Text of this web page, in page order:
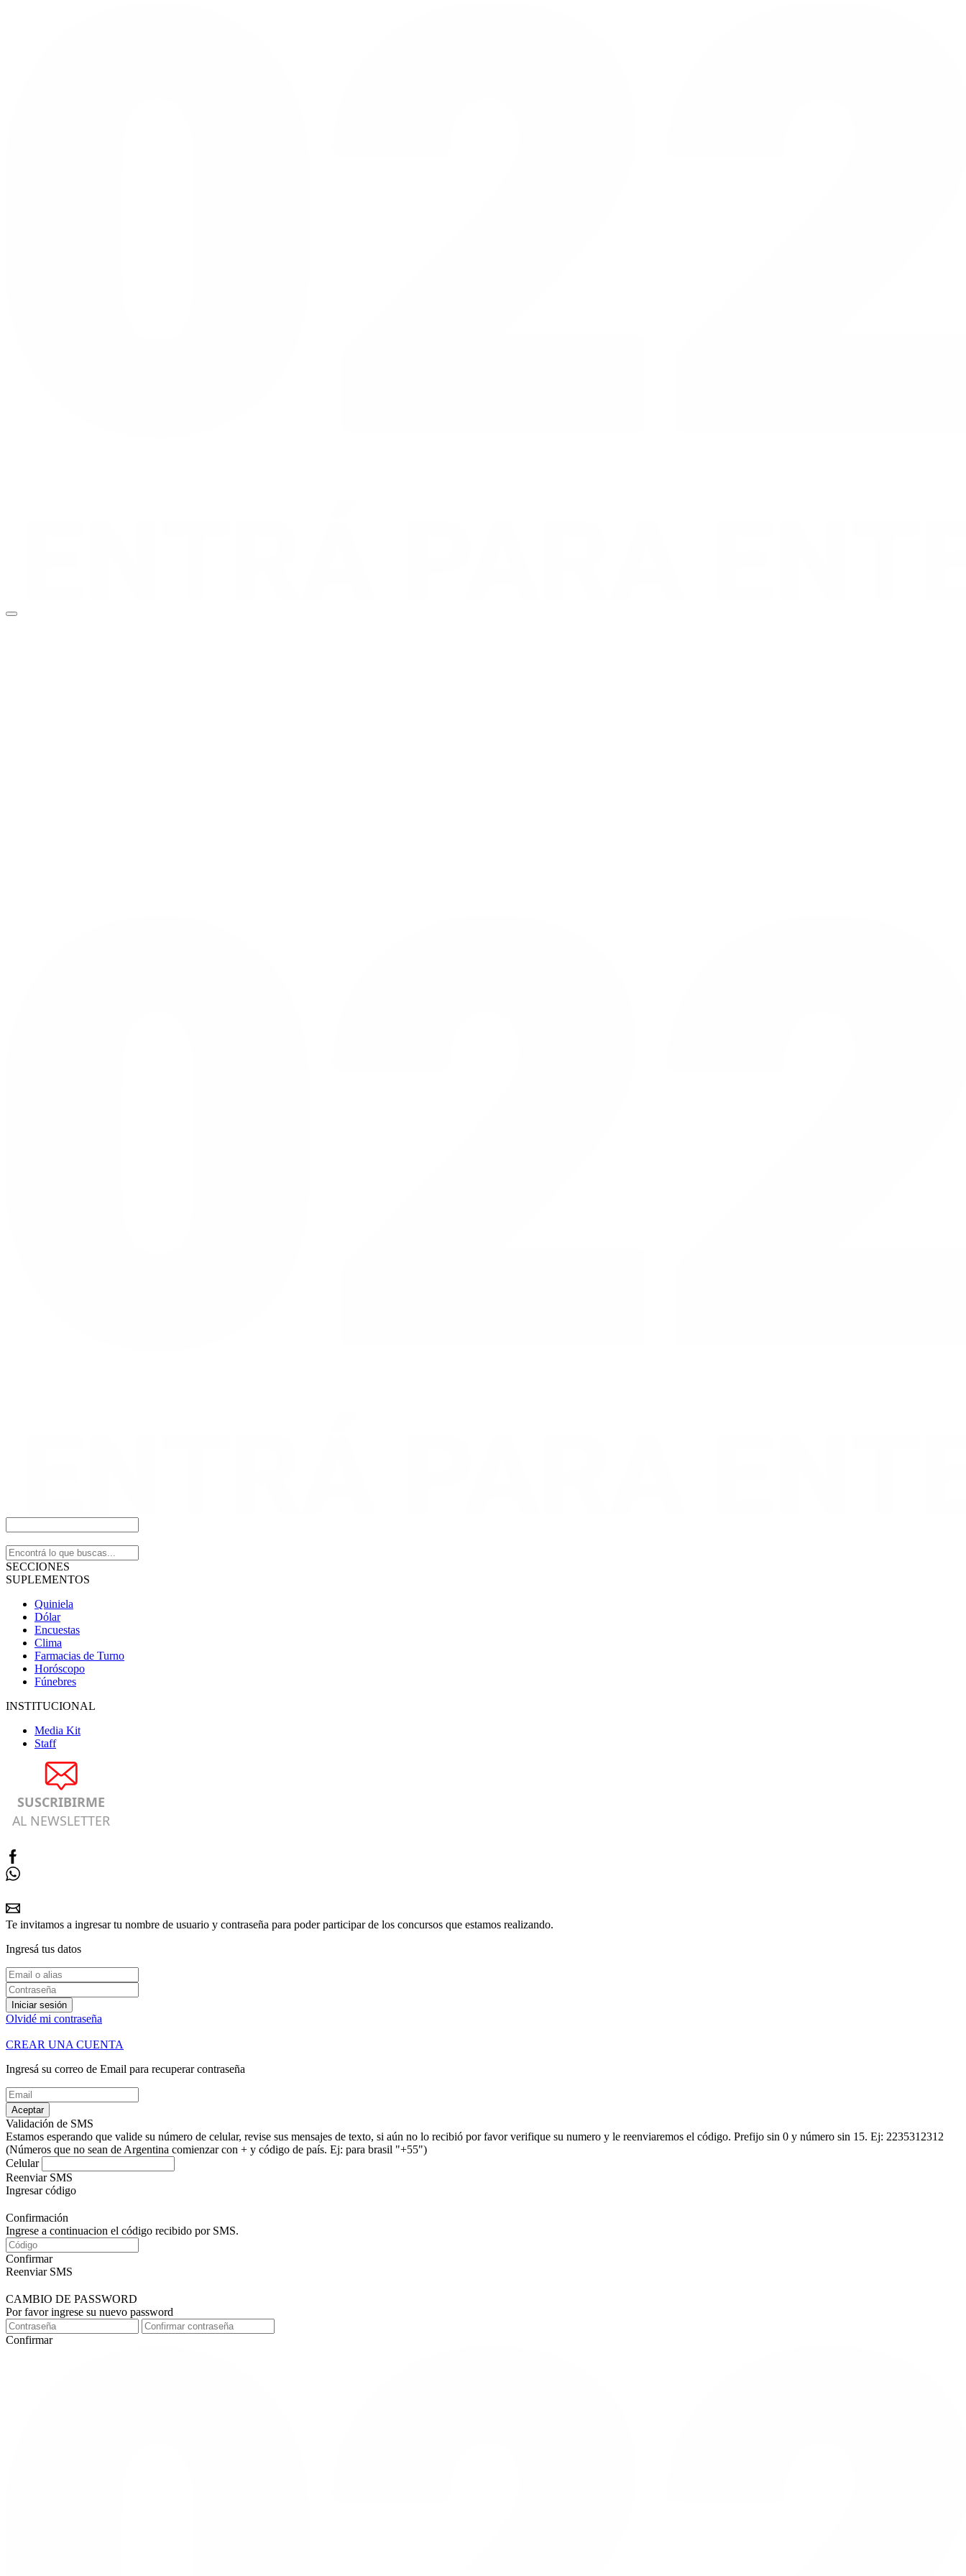
SECCIONES
SUPLEMENTOS
Quiniela
Dólar
Encuestas
Clima
Farmacias de Turno
Horóscopo
Fúnebres
INSTITUCIONAL
Media Kit
Staff
SUSCRIBIRME
AL NEWSLETTER
Te invitamos a ingresar tu nombre de usuario y contraseña para poder participar de los concursos que estamos realizando.
Ingresá tus datos
Iniciar sesión
Olvidé mi contraseña
CREAR UNA CUENTA
Ingresá su correo de Email para recuperar contraseña
Aceptar
Validación de SMS
Estamos esperando que valide su número de celular, revise sus mensajes de texto, si aún no lo recibió por favor verifique su numero y le reenviaremos el código. Prefijo sin 0 y número sin 15. Ej: 2235312312
(Números que no sean de Argentina comienzar con + y código de país. Ej: para brasil "+55")
Celular
Reenviar SMS
Ingresar código
Confirmación
Ingrese a continuacion el código recibido por SMS.
Confirmar
Reenviar SMS
CAMBIO DE PASSWORD
Por favor ingrese su nuevo password
Confirmar